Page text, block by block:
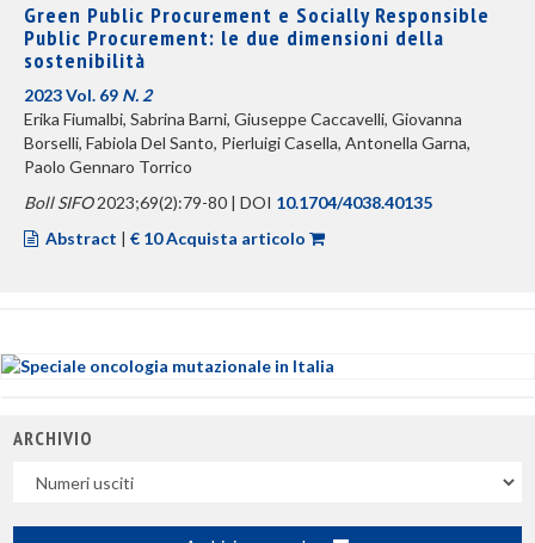
Green Public Procurement e Socially Responsible
Public Procurement: le due dimensioni della
sostenibilità
2023 Vol. 69 N. 2
Erika Fiumalbi, Sabrina Barni, Giuseppe Caccavelli, Giovanna
Borselli, Fabiola Del Santo, Pierluigi Casella, Antonella Garna,
Paolo Gennaro Torrico
Boll SIFO2023;69(2):79-80 | DOI 10.1704/4038.40135
Abstract | € 10 Acquista articolo
ARCHIVIO